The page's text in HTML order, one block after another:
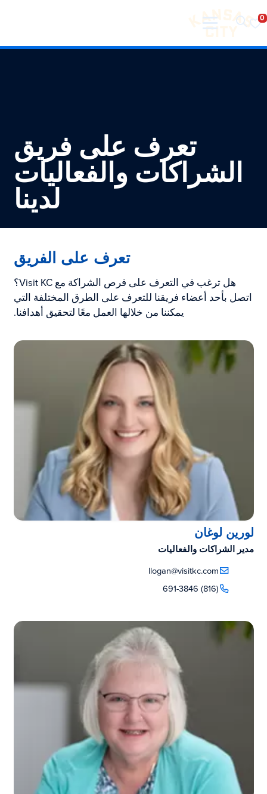
تفضل بزيارة مدينة كانساس سيتي
تعرف على فريق
الشراكات والفعاليات
لدينا
تعرف على الفريق
هل ترغب في التعرف على فرص الشراكة مع Visit KC؟
اتصل بأحد أعضاء فريقنا للتعرف على الطرق المختلفة التي
يمكننا من خلالها العمل معًا لتحقيق أهدافنا.
لورين لوغان
مدير الشراكات والفعاليات
llogan@visitkc.com
(816) 691-3846